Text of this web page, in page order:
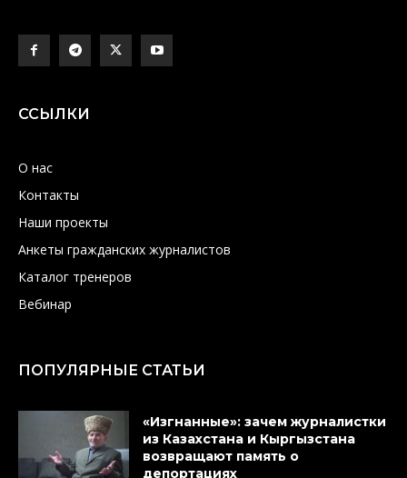
ССЫЛКИ
О нас
Контакты
Наши проекты
Анкеты гражданских журналистов
Каталог тренеров
Вебинар
ПОПУЛЯРНЫЕ СТАТЬИ
«Изгнанные»: зачем журналистки
из Казахстана и Кыргызстана
возвращают память о
депортациях